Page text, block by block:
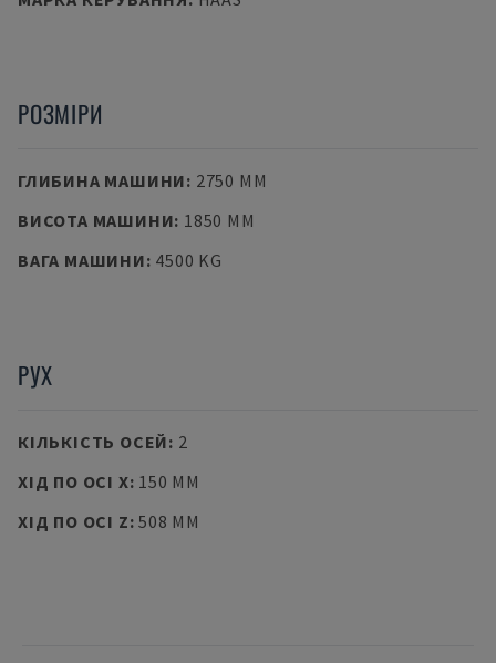
РОЗМІРИ
ГЛИБИНА МАШИНИ: 2750 MM
ВИСОТА МАШИНИ: 1850 MM
ВАГА МАШИНИ: 4500 KG
РУХ
КІЛЬКІСТЬ ОСЕЙ: 2
ХІД ПО ОСІ X: 150 MM
ХІД ПО ОСІ Z:508 MM